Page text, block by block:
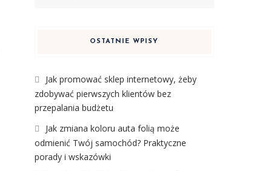
OSTATNIE WPISY
Jak promować sklep internetowy, żeby
zdobywać pierwszych klientów bez
przepalania budżetu
Jak zmiana koloru auta folią może
odmienić Twój samochód? Praktyczne
porady i wskazówki